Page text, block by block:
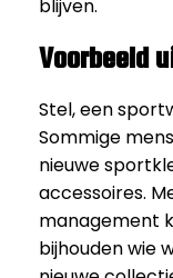
blijven.
Voorbeeld
Stel, een
Sommige
nieuwe
accessoires.
management
bijhouden wie